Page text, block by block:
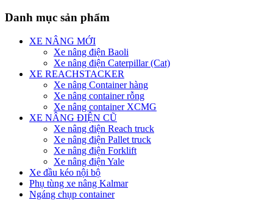
Danh mục sản phẩm
XE NÂNG MỚI
Xe nâng điện Baoli
Xe nâng điện Caterpillar (Cat)
XE REACHSTACKER
Xe nâng Container hàng
Xe nâng container rỗng
Xe nâng container XCMG
XE NÂNG ĐIỆN CŨ
Xe nâng điện Reach truck
Xe nâng điện Pallet truck
Xe nâng điện Forklift
Xe nâng điện Yale
Xe đầu kéo nội bộ
Phụ tùng xe nâng Kalmar
Ngáng chụp container